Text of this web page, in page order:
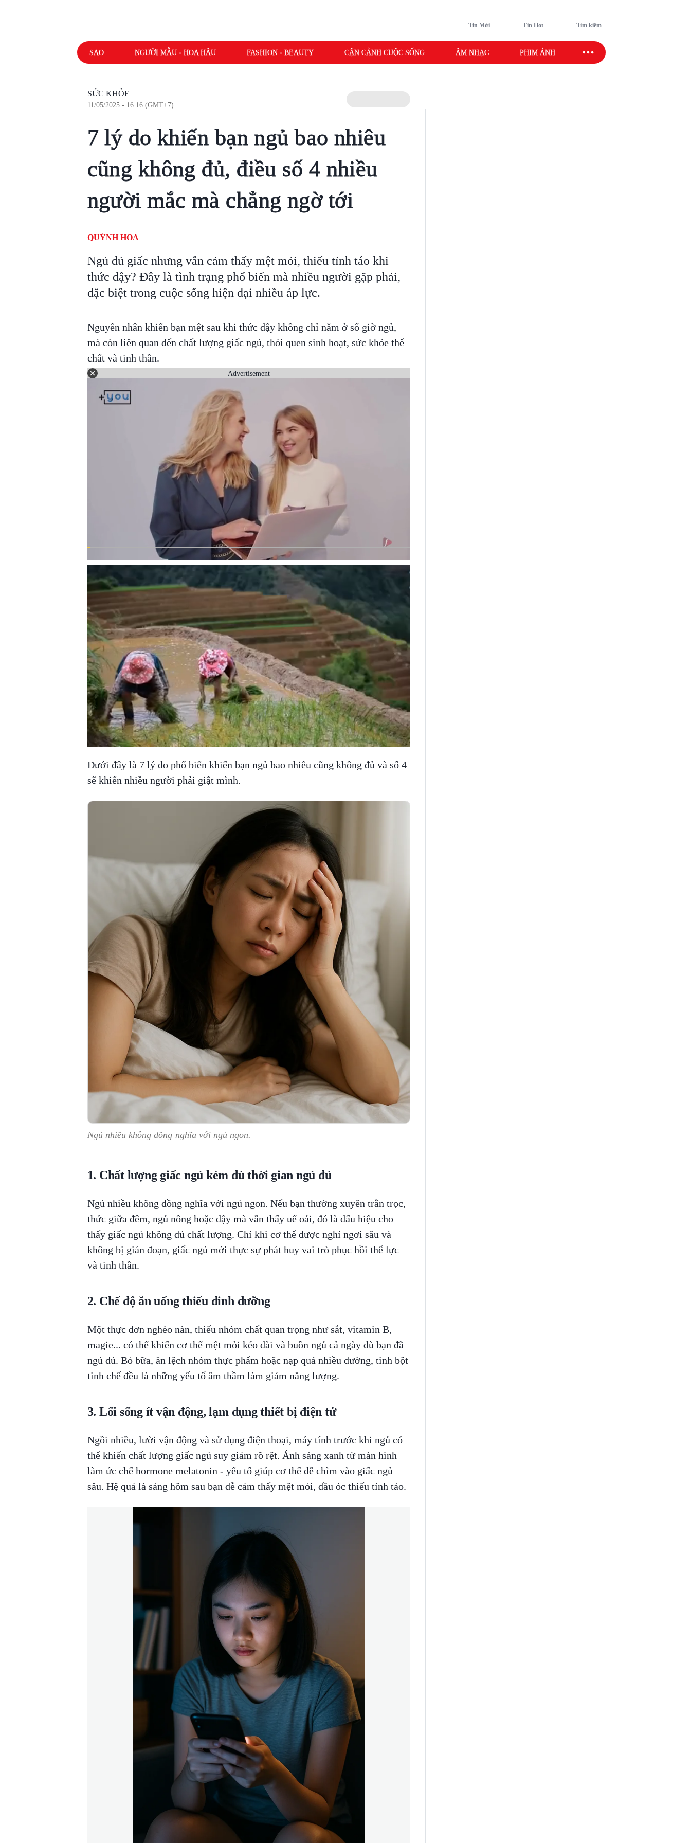
Tin Mới Tin Hot Tìm kiếm
SAO NGƯỜI MẪU - HOA HẬU FASHION - BEAUTY CẬN CẢNH CUỘC SỐNG ÂM NHẠC PHIM ẢNH SAO SPORT
SỨC KHỎE
11/05/2025 - 16:16 (GMT+7)
7 lý do khiến bạn ngủ bao nhiêu
cũng không đủ, điều số 4 nhiều
người mắc mà chẳng ngờ tới
QUỲNH HOA
Ngủ đủ giấc nhưng vẫn cảm thấy mệt mỏi, thiếu tỉnh táo khi
thức dậy? Đây là tình trạng phổ biến mà nhiều người gặp phải,
đặc biệt trong cuộc sống hiện đại nhiều áp lực.
Nguyên nhân khiến bạn mệt sau khi thức dậy không chỉ nằm ở số giờ ngủ,
mà còn liên quan đến chất lượng giấc ngủ, thói quen sinh hoạt, sức khỏe thể
chất và tinh thần.
Advertisement
Dưới đây là 7 lý do phổ biến khiến bạn ngủ bao nhiêu cũng không đủ và số 4
sẽ khiến nhiều người phải giật mình.
Ngủ nhiều không đồng nghĩa với ngủ ngon.
1. Chất lượng giấc ngủ kém dù thời gian ngủ đủ
Ngủ nhiều không đồng nghĩa với ngủ ngon. Nếu bạn thường xuyên trằn trọc,
thức giữa đêm, ngủ nông hoặc dậy mà vẫn thấy uể oải, đó là dấu hiệu cho
thấy giấc ngủ không đủ chất lượng. Chỉ khi cơ thể được nghỉ ngơi sâu và
không bị gián đoạn, giấc ngủ mới thực sự phát huy vai trò phục hồi thể lực
và tinh thần.
2. Chế độ ăn uống thiếu dinh dưỡng
Một thực đơn nghèo nàn, thiếu nhóm chất quan trọng như sắt, vitamin B,
magie... có thể khiến cơ thể mệt mỏi kéo dài và buồn ngủ cả ngày dù bạn đã
ngủ đủ. Bỏ bữa, ăn lệch nhóm thực phẩm hoặc nạp quá nhiều đường, tinh bột
tinh chế đều là những yếu tố âm thầm làm giảm năng lượng.
3. Lối sống ít vận động, lạm dụng thiết bị điện tử
Ngồi nhiều, lười vận động và sử dụng điện thoại, máy tính trước khi ngủ có
thể khiến chất lượng giấc ngủ suy giảm rõ rệt. Ánh sáng xanh từ màn hình
làm ức chế hormone melatonin - yếu tố giúp cơ thể dễ chìm vào giấc ngủ
sâu. Hệ quả là sáng hôm sau bạn dễ cảm thấy mệt mỏi, đầu óc thiếu tỉnh táo.